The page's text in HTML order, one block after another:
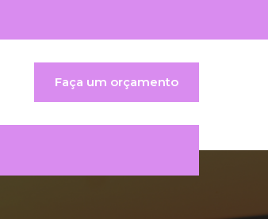
Faça um orçamento